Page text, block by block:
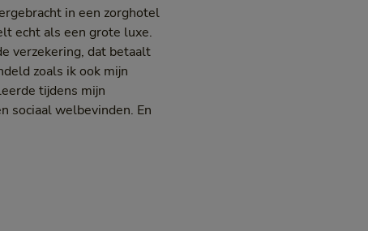
in een zorghotel
echt als een grote luxe.
verzekering, dat betaalt
zoals ik ook mijn
tijdens mijn
sociaal welbevinden. En